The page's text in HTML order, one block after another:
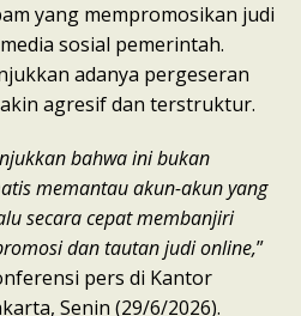
yang mempromosikan judi
sosial pemerintah.
adanya pergeseran
agresif dan terstruktur.
bahwa ini bukan
memantau akun-akun yang
secara cepat membanjiri
dan tautan judi online,”
pers di Kantor
Senin (29/6/2026).